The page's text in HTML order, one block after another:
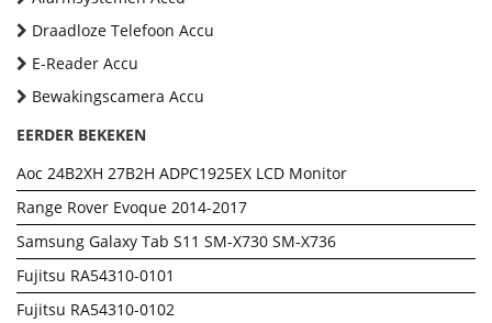
Draadloze Telefoon Accu
E-Reader Accu
Bewakingscamera Accu
EERDER BEKEKEN
Aoc 24B2XH 27B2H ADPC1925EX LCD Monitor
Range Rover Evoque 2014-2017
Samsung Galaxy Tab S11 SM-X730 SM-X736
Fujitsu RA54310-0101
Fujitsu RA54310-0102